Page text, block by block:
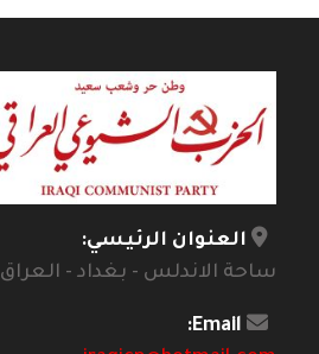
العنوان الرئيسي:
ساحة الاندلس - بغداد - العراق
Email: